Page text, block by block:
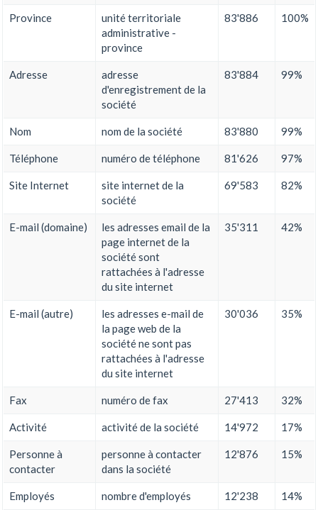
Province
unité territoriale
administrative -
province
83'886 100%
Adresse
adresse
d'enregistrement de la
société
83'884 99%
Nom nom de la société 83'880 99%
Téléphone numéro de téléphone 81'626 97%
Site Internet
site internet de la
société
69'583 82%
E-mail (domaine)
les adresses email de la
page internet de la
société sont
rattachées à l'adresse
du site internet
35'311 42%
E-mail (autre)
les adresses e-mail de
la page web de la
société ne sont pas
rattachées à l'adresse
du site internet
30'036 35%
Fax numéro de fax 27'413 32%
Activité activité de la société 14'972 17%
Personne à
contacter
personne à contacter
dans la société
12'876 15%
Employés nombre d'employés 12'238 14%